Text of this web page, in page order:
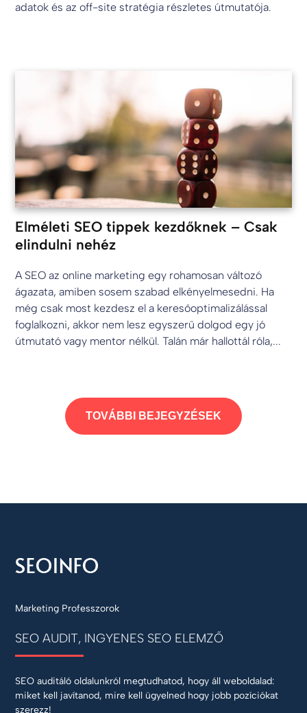
adatok és az off-site stratégia részletes útmutatója.
Elméleti SEO tippek kezdőknek – Csak
elindulni nehéz
A SEO az online marketing egy rohamosan változó
ágazata, amiben sosem szabad elkényelmesedni. Ha
még csak most kezdesz el a keresőoptimalizálással
foglalkozni, akkor nem lesz egyszerű dolgod egy jó
útmutató vagy mentor nélkül. Talán már hallottál róla,...
TOVÁBBI BEJEGYZÉSEK
Marketing Professzorok
SEO AUDIT, INGYENES SEO ELEMZŐ
SEO auditáló oldalunkról megtudhatod, hogy áll weboldalad:
miket kell javítanod, mire kell ügyelned hogy jobb pozíciókat
szerezz!